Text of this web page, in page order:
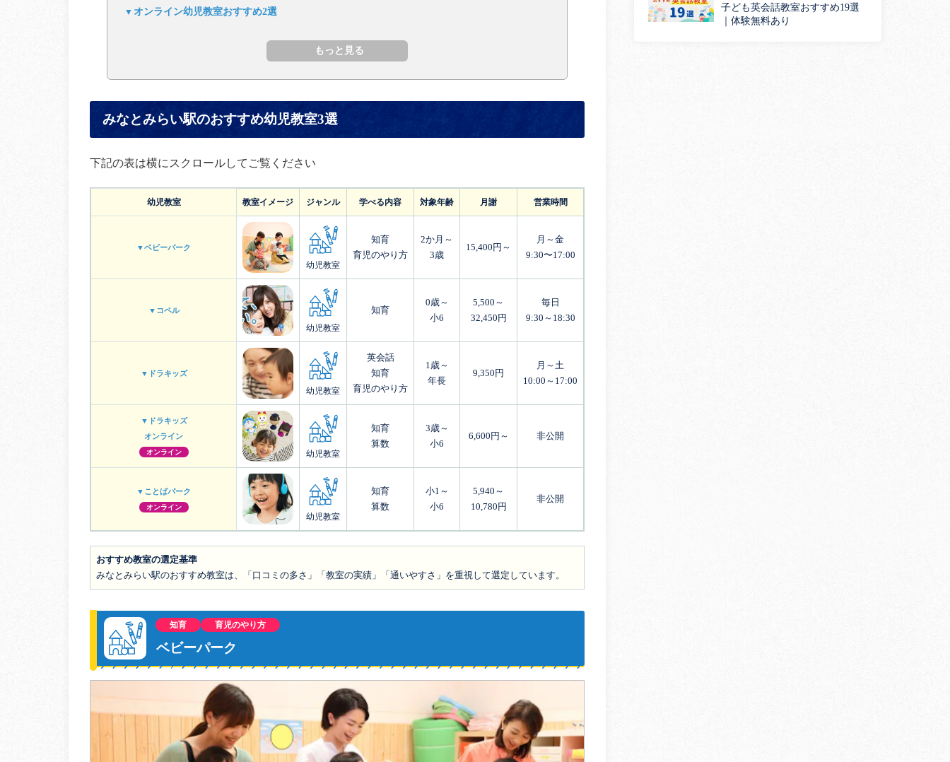
オンライン幼児教室おすすめ2選
みなとみらい駅のおすすめ幼児教室3選
下記の表は横にスクロールしてご覧ください
幼児教室 教室イメージ ジャンル 学べる内容 対象年齢 月謝 営業時間
▼ベビーパーク
幼児教室
知育
育児のやり方
2か月～
3歳
15,400円～
月～金
9:30〜17:00
▼コペル
幼児教室
知育
0歳～
小6
5,500～
32,450円
毎日
9:30～18:30
▼ドラキッズ
幼児教室
英会話
知育
育児のやり方
1歳～
年長
9,350円
月～土
10:00～17:00
▼ドラキッズ
オンライン
オンライン 幼児教室
知育
算数
3歳～
小6
6,600円～ 非公開
▼ことばパーク
オンライン
幼児教室
知育
算数
小1～
小6
5,940～
10,780円
非公開
おすすめ教室の選定基準
みなとみらい駅のおすすめ教室は、「口コミの多さ」「教室の実績」「通いやすさ」を重視して選定しています。
知育 育児のやり方
ベビーパーク
子ども英会話教室おすすめ19選
｜体験無料あり